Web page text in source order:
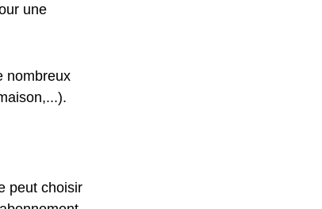
une
nombreux
peut choisir